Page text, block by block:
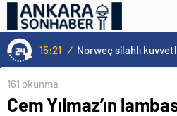
15:21 /
161 okunma
Cem Yılmaz’ın